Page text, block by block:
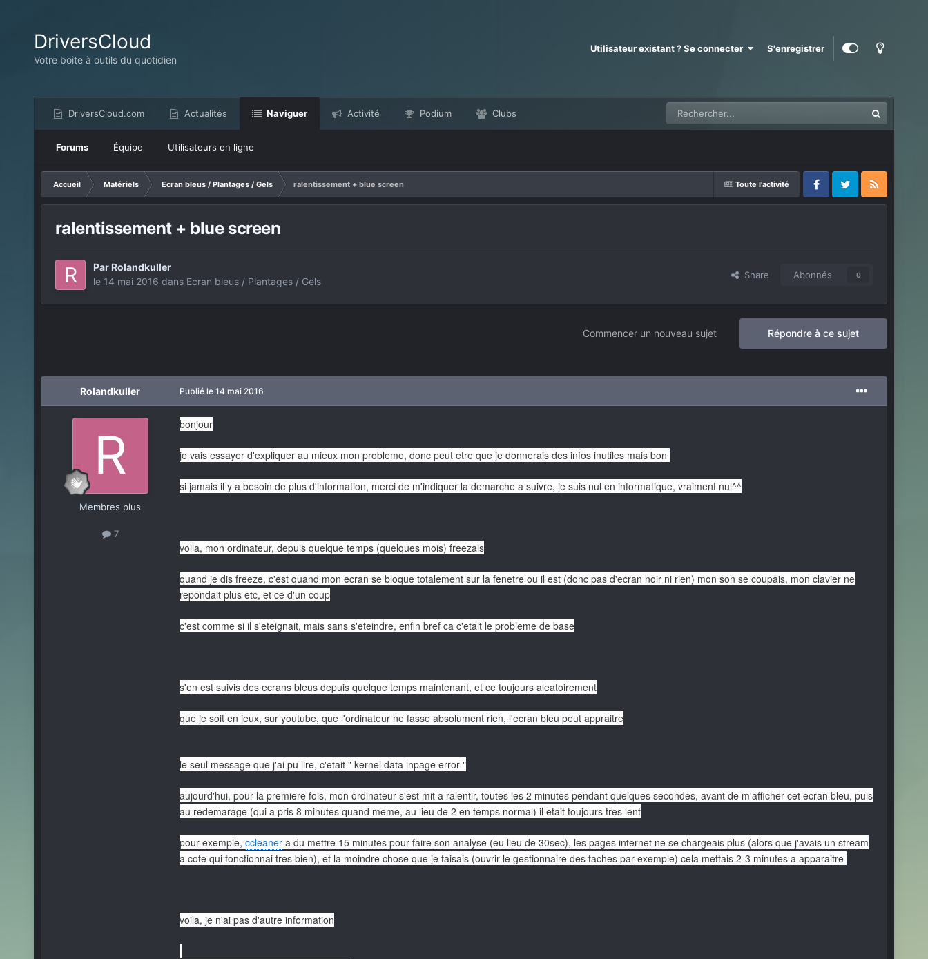
DriversCloud
Votre boite à outils du quotidien
Utilisateur existant ? Se connecter S'enregistrer
DriversCloud.com Actualités Naviguer
Forums Équipe Utilisateurs en ligne
Activité Podium Clubs
Toute l'activité
Accueil Matériels Ecran bleus / Plantages / Gels
ralentissement + blue screen
FacebookTwitter RSS
ralentissement + blue screen
Par Rolandkuller
le 14 mai 2016 dans Ecran bleus / Plantages / Gels
Share Abonnés 0
Répondre à ce sujet
Commencer un nouveau sujet
Rolandkuller
Membres plus
7
Publié le 14 mai 2016
bonjour
je vais essayer d'expliquer au mieux mon probleme, donc peut etre que je donnerais des infos inutiles mais bon
si jamais il y a besoin de plus d'information, merci de m'indiquer la demarche a suivre, je suis nul en informatique, vraiment nul^^
voila, mon ordinateur, depuis quelque temps (quelques mois) freezais
quand je dis freeze, c'est quand mon ecran se bloque totalement sur la fenetre ou il est (donc pas d'ecran noir ni rien) mon son se coupais, mon clavier ne
repondait plus etc, et ce d'un coup
c'est comme si il s'eteignait, mais sans s'eteindre, enfin bref ca c'etait le probleme de base
s'en est suivis des ecrans bleus depuis quelque temps maintenant, et ce toujours aleatoirement
que je soit en jeux, sur youtube, que l'ordinateur ne fasse absolument rien, l'ecran bleu peut appraitre
le seul message que j'ai pu lire, c'etait " kernel data inpage error "
aujourd'hui, pour la premiere fois, mon ordinateur s'est mit a ralentir, toutes les 2 minutes pendant quelques secondes, avant de m'afficher cet ecran bleu, puis
au redemarage (qui a pris 8 minutes quand meme, au lieu de 2 en temps normal) il etait toujours tres lent
pour exemple, ccleaner a du mettre 15 minutes pour faire son analyse (eu lieu de 30sec), les pages internet ne se chargeais plus (alors que j'avais un stream
a cote qui fonctionnai tres bien), et la moindre chose que je faisais (ouvrir le gestionnaire des taches par exemple) cela mettais 2-3 minutes a apparaitre
voila, je n'ai pas d'autre information